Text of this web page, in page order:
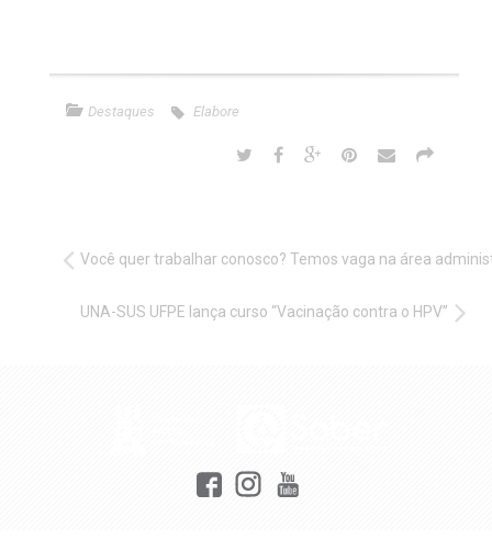
Destaques Elabore
Você quer trabalhar conosco? Temos vaga na área
UNA-SUS UFPE lança curso “Vacinação contra o HPV”